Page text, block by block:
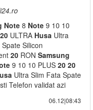
Note 8 Note 9 10 10
20 ULTRA Husa Ultra
Silicon
20 RON Samsung
9 10 10 PLUS 20 20
Ultra Slim Fata Spate
Telefon validat azi
06.12|08:43